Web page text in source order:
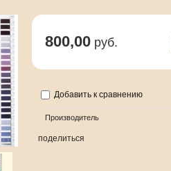
800,00 руб.
Добавить к сравнению
Производитель
поделиться